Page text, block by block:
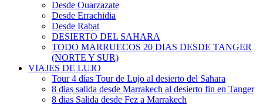
Desde Ouarzazate
Desde Errachidia
Desde Rabat
DESIERTO DEL SAHARA
TODO MARRUECOS 20 DIAS DESDE TANGER
(NORTE Y SUR)
VIAJES DE LUJO
Tour 4 días Tour de Lujo al desierto del Sahara
8 dias salida desde Marrakech al desierto fin en Tanger
8 dias Salida desde Fez a Marrakech